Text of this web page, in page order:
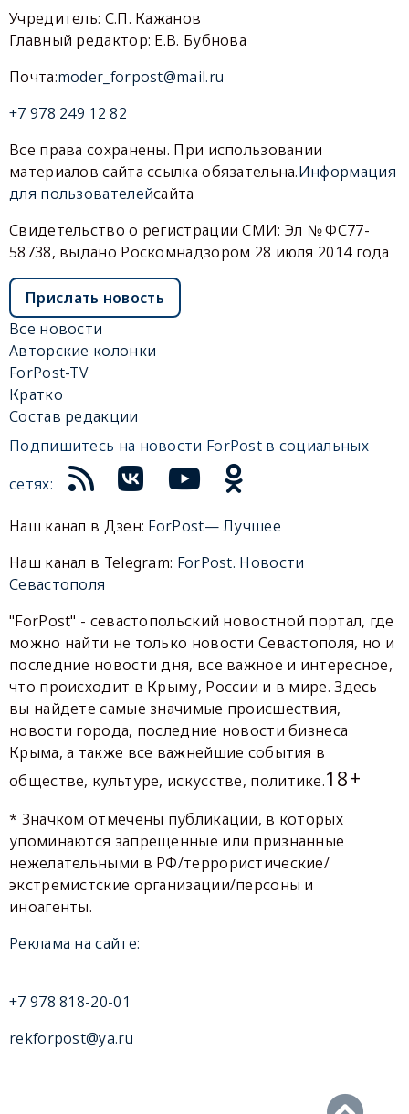
Учредитель: С.П. Кажанов
Главный редактор: Е.В. Бубнова
Почта:moder_forpost@mail.ru
+7 978 249 12 82
Все права сохранены. При использовании
материалов сайта ссылка обязательна.Информация
для пользователейсайта
Свидетельство о регистрации СМИ: Эл № ФС77-
58738, выдано Роскомнадзором 28 июля 2014 года
Прислать новость
Все новости
Авторские колонки
ForPost-TV
Кратко
Состав редакции
Подпишитесь на новости ForPost в социальных
сетях:
Наш канал в Дзен: ForPost— Лучшее
Наш канал в Telegram: ForPost. Новости
Севастополя
"ForPost" - севастопольский новостной портал, где
можно найти не только новости Севастополя, но и
последние новости дня, все важное и интересное,
что происходит в Крыму, России и в мире. Здесь
вы найдете самые значимые происшествия,
новости города, последние новости бизнеса
Крыма, а также все важнейшие события в
обществе, культуре, искусстве, политике.18+
* Значком отмечены публикации, в которых
упоминаются запрещенные или признанные
нежелательными в РФ/террористические/
экстремистские организации/персоны и
иноагенты.
Реклама на сайте:
+7 978 818-20-01
rekforpost@ya.ru